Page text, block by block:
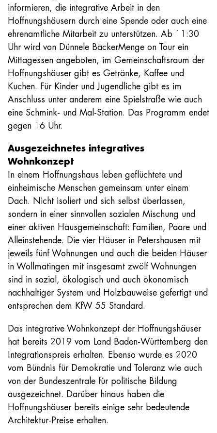
informieren, die integrative Arbeit in den
Hoffnungshäusern durch eine Spende oder auch eine
ehrenamtliche Mitarbeit zu unterstützen. Ab 11:30
Uhr wird von Dünnele BäckerMenge on Tour ein
Mittagessen angeboten, im Gemeinschaftsraum der
Hoffnungshäuser gibt es Getränke, Kaffee und
Kuchen. Für Kinder und Jugendliche gibt es im
Anschluss unter anderem eine Spielstraße wie auch
eine Schmink- und Mal-Station. Das Programm endet
gegen 16 Uhr.
Ausgezeichnetes integratives
Wohnkonzept
In einem Hoffnungshaus leben geflüchtete und
einheimische Menschen gemeinsam unter einem
Dach. Nicht isoliert und sich selbst überlassen,
sondern in einer sinnvollen sozialen Mischung und
einer aktiven Hausgemeinschaft: Familien, Paare und
Alleinstehende. Die vier Häuser in Petershausen mit
jeweils fünf Wohnungen und auch die beiden Häuser
in Wollmatingen mit insgesamt zwölf Wohnungen
sind in sozial, ökologisch und auch ökonomisch
nachhaltiger System und Holzbauweise gefertigt und
entsprechen dem KfW 55 Standard.
Das integrative Wohnkonzept der Hoffnungshäuser
hat bereits 2019 vom Land Baden-Württemberg den
Integrationspreis erhalten. Ebenso wurde es 2020
vom Bündnis für Demokratie und Toleranz wie auch
von der Bundeszentrale für politische Bildung
ausgezeichnet. Darüber hinaus haben die
Hoffnungshäuser bereits einige sehr bedeutende
Architektur-Preise erhalten.